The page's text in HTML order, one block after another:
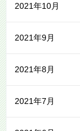
2021年10月
2021年9月
2021年8月
2021年7月